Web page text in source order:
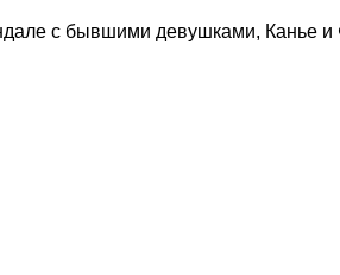
с бывшими девушками, Канье